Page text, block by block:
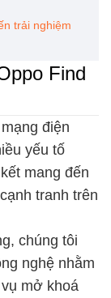
trải nghiệm
Find
điện
yếu tố
mang đến
tranh trên
chúng tôi
nghệ nhằm
mở khoá